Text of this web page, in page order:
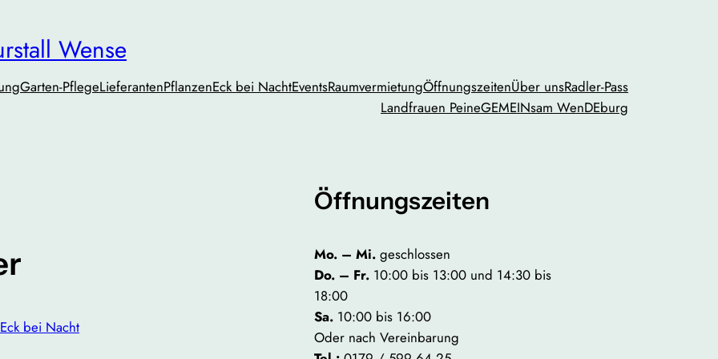
Wense
Garten-PflegeLieferantenPflanzenEck bei NachtEventsRaumvermietungÖffnungszeitenÜber unsRadler-Pass
Landfrauen PeineGEMEINsam WenDEburg
bei Nacht
Öffnungszeiten
Mo. – Mi. geschlossen
Do. – Fr. 10:00 bis 13:00 und 14:30 bis
18:00
Sa. 10:00 bis 16:00
Oder nach Vereinbarung